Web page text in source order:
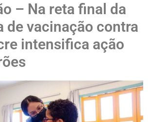
– Na reta final da
de vacinação contra
intensifica ação